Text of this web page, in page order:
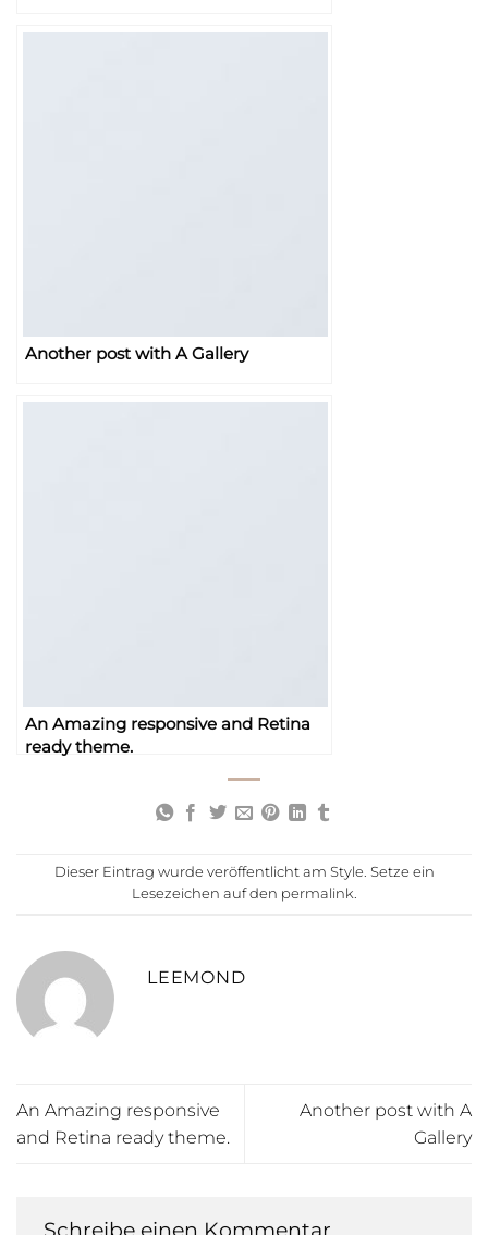
Another post with A Gallery
An Amazing responsive and Retina
ready theme.
Dieser Eintrag wurde veröffentlicht am Style. Setze ein
Lesezeichen auf den permalink.
LEEMOND
An Amazing responsive
and Retina ready theme.
Another post with A
Gallery
Schreibe einen Kommentar